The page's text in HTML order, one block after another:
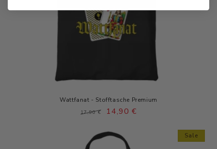
Wattfanat - Stofftasche Premium
Normaler
17,90 €
Verkaufspreis
14,90 €
Sale